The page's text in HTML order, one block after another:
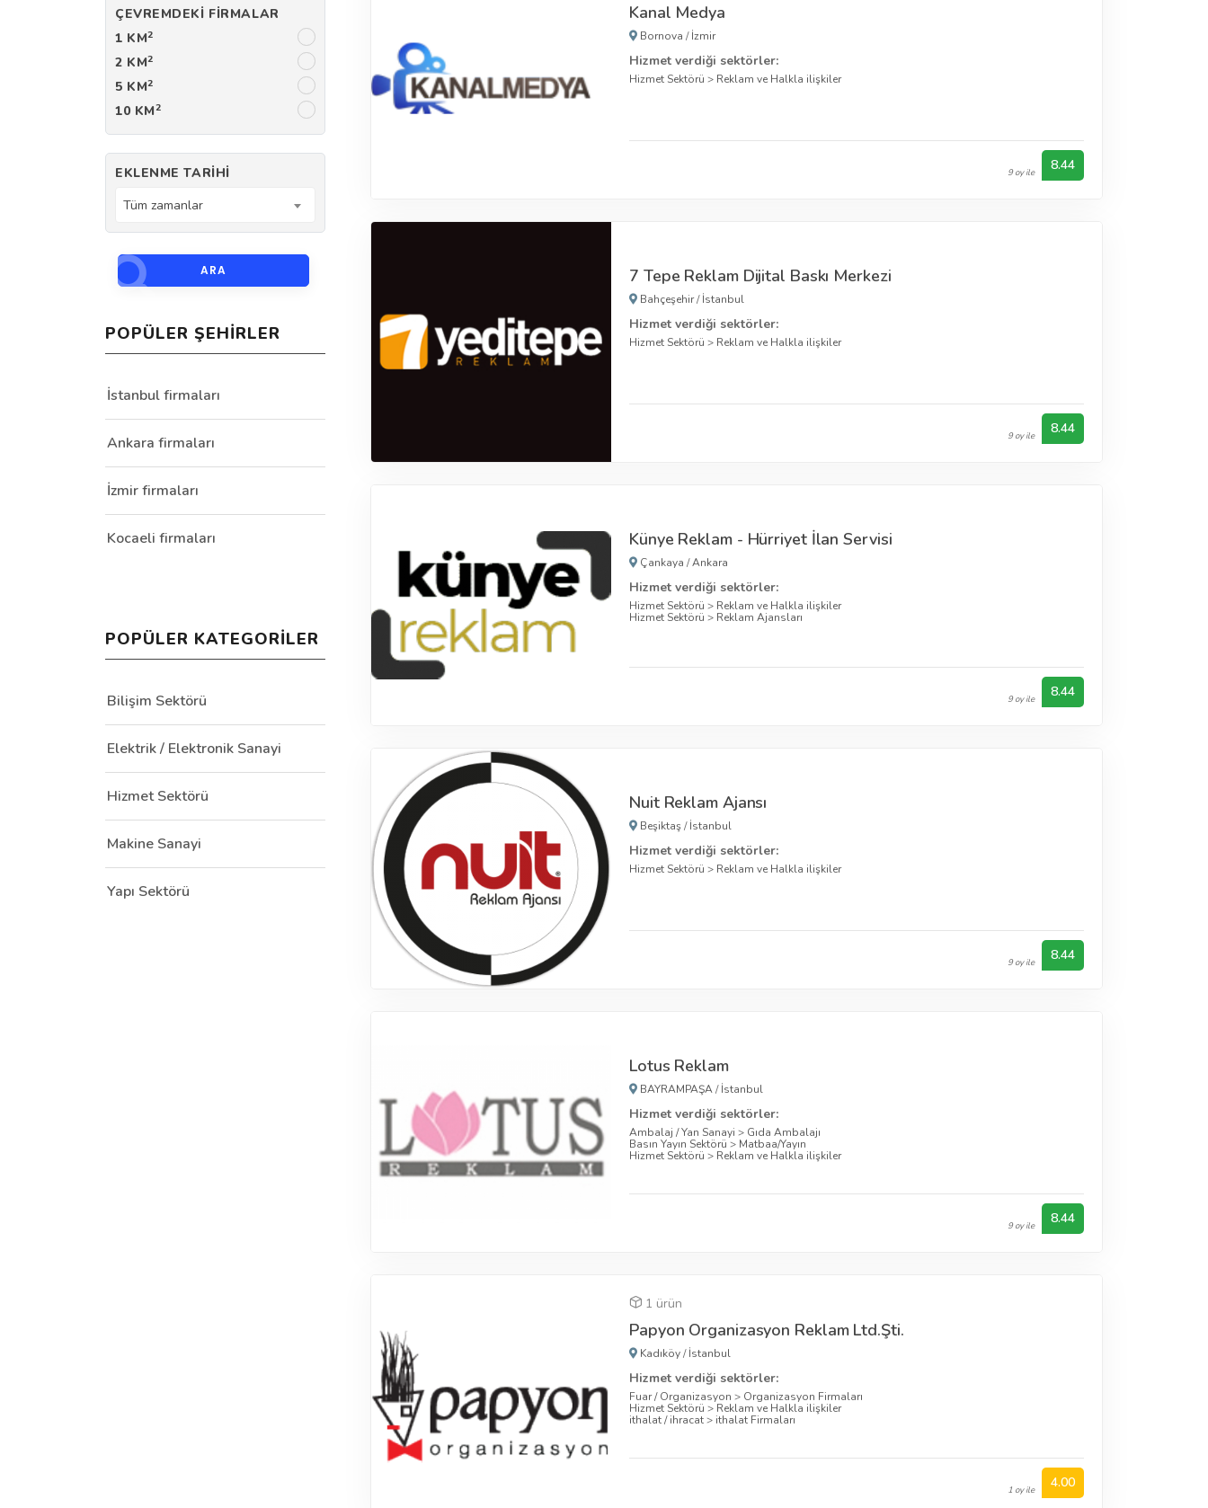
Kanal Medya
Bornova /İzmir
Hizmet verdiği sektörler:
Hizmet Sektörü > Reklam ve Halkla ilişkiler
9 oy ile 8.44
7 Tepe Reklam Dijital Baskı Merkezi
Bahçeşehir/İstanbul
Hizmet verdiği sektörler:
Hizmet Sektörü > Reklam ve Halkla ilişkiler
9 oy ile 8.44
Künye Reklam - Hürriyet İlan Servisi
Çankaya /Ankara
Hizmet verdiği sektörler:
Hizmet Sektörü > Reklam ve Halkla ilişkiler
Hizmet Sektörü > Reklam Ajansları
9 oy ile 8.44
Nuit Reklam Ajansı
Beşiktaş/İstanbul
Hizmet verdiği sektörler:
Hizmet Sektörü > Reklam ve Halkla ilişkiler
9 oy ile 8.44
Lotus Reklam
BAYRAMPAŞA/İstanbul
Hizmet verdiği sektörler:
Ambalaj / Yan Sanayi > Gıda Ambalajı
Basın Yayın Sektörü > Matbaa/Yayın
Hizmet Sektörü > Reklam ve Halkla ilişkiler
9 oy ile 8.44
1 ürün
Papyon Organizasyon Reklam Ltd.Şti.
Kadıköy/İstanbul
Hizmet verdiği sektörler:
Fuar / Organizasyon > Organizasyon Firmaları
Hizmet Sektörü > Reklam ve Halkla ilişkiler
ithalat / ihracat> ithalat Firmaları
1 oy ile 4.00
ÇEVREMDEKI FIRMALAR
1 KM2
2 KM2
5 KM2
10 KM2
EKLENME TARIHI
Tüm zamanlar
ARA
POPÜLER ŞEHIRLER
İstanbul firmaları
Ankara firmaları
İzmir firmaları
Kocaeli firmaları
POPÜLER KATEGORILER
Bilişim Sektörü
Elektrik / Elektronik Sanayi
Hizmet Sektörü
Makine Sanayi
Yapı Sektörü